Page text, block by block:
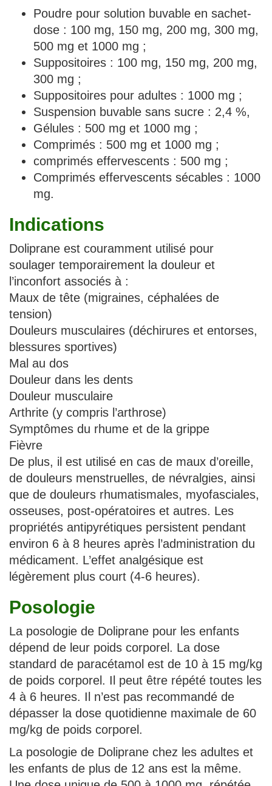
Poudre pour solution buvable en sachet-
dose : 100 mg, 150 mg, 200 mg, 300 mg,
500 mg et 1000 mg ;
Suppositoires : 100 mg, 150 mg, 200 mg,
300 mg ;
Suppositoires pour adultes : 1000 mg ;
Suspension buvable sans sucre : 2,4 %,
Gélules : 500 mg et 1000 mg ;
Comprimés : 500 mg et 1000 mg ;
comprimés effervescents : 500 mg ;
Comprimés effervescents sécables : 1000
mg.
Indications
Doliprane est couramment utilisé pour
soulager temporairement la douleur et
l’inconfort associés à :
Maux de tête (migraines, céphalées de
tension)
Douleurs musculaires (déchirures et entorses,
blessures sportives)
Mal au dos
Douleur dans les dents
Douleur musculaire
Arthrite (y compris l’arthrose)
Symptômes du rhume et de la grippe
Fièvre
De plus, il est utilisé en cas de maux d’oreille,
de douleurs menstruelles, de névralgies, ainsi
que de douleurs rhumatismales, myofasciales,
osseuses, post-opératoires et autres. Les
propriétés antipyrétiques persistent pendant
environ 6 à 8 heures après l’administration du
médicament. L’effet analgésique est
légèrement plus court (4-6 heures).
Posologie
La posologie de Doliprane pour les enfants
dépend de leur poids corporel. La dose
standard de paracétamol est de 10 à 15 mg/kg
de poids corporel. Il peut être répété toutes les
4 à 6 heures. Il n’est pas recommandé de
dépasser la dose quotidienne maximale de 60
mg/kg de poids corporel.
La posologie de Doliprane chez les adultes et
les enfants de plus de 12 ans est la même.